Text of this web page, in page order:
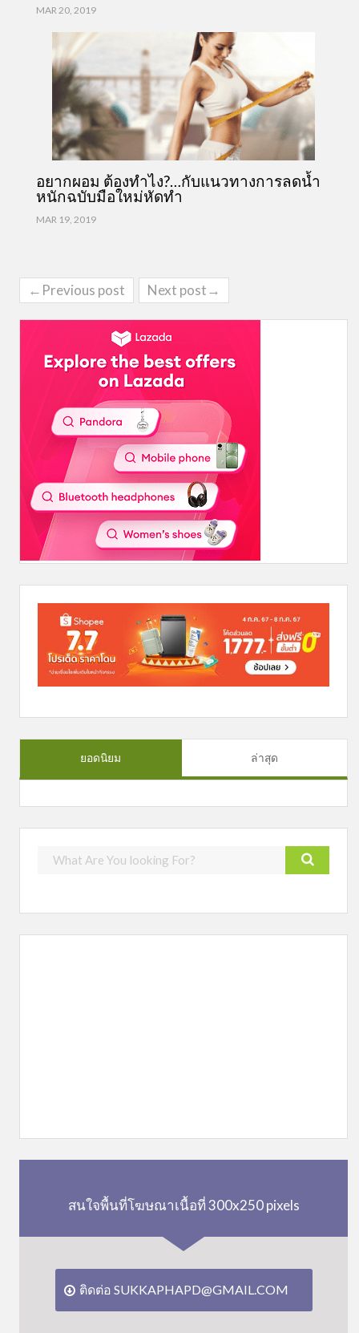
MAR 20, 2019
อยากผอม ต้องทำไง?…กับแนวทางการลดน้ำ
หนักฉบับมือใหม่หัดทำ
MAR 19, 2019
←Previous post Next post→
ยอดนิยม ล่าสุด
สนใจพื้นที่โฆษณาเนื้อที่ 300x250 pixels
ติดต่อ SUKKAPHAPD@GMAIL.COM